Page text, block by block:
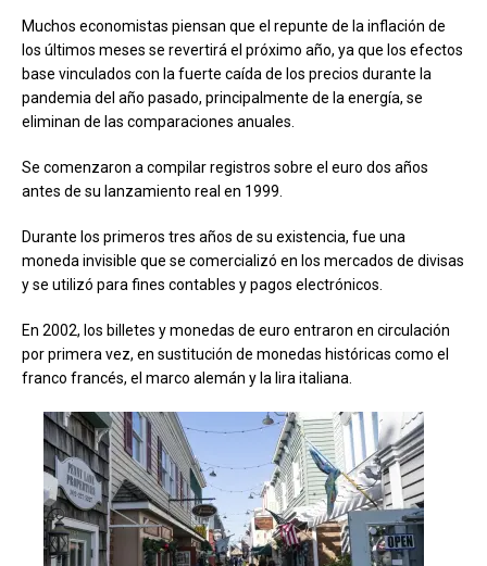
Muchos economistas piensan que el repunte de la inflación de
los últimos meses se revertirá el próximo año, ya que los efectos
base vinculados con la fuerte caída de los precios durante la
pandemia del año pasado, principalmente de la energía, se
eliminan de las comparaciones anuales.
Se comenzaron a compilar registros sobre el euro dos años
antes de su lanzamiento real en 1999.
Durante los primeros tres años de su existencia, fue una
moneda invisible que se comercializó en los mercados de divisas
y se utilizó para fines contables y pagos electrónicos.
En 2002, los billetes y monedas de euro entraron en circulación
por primera vez, en sustitución de monedas históricas como el
franco francés, el marco alemán y la lira italiana.